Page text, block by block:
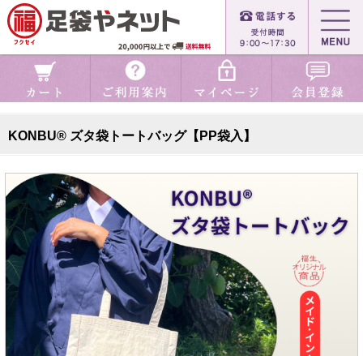
KONBU® ズタ袋トートバッグ【PP袋入】